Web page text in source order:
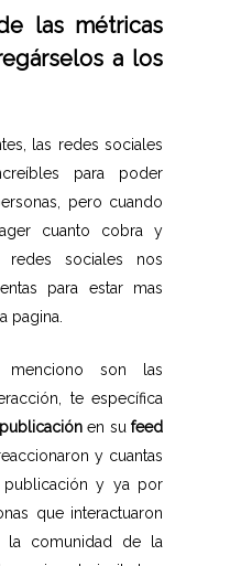
las métricas
a los
las redes sociales
para poder
pero cuando
cuanto cobra y
redes sociales nos
para estar mas
pagina.
menciono son las
te específica
en su feed
y cuantas
publicación y ya por
que interactuaron
comunidad de la